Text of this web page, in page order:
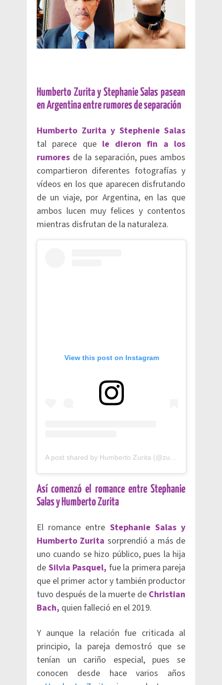
Humberto Zurita y Stephanie Salas pasean
en Argentina entre rumores de separación
Humberto Zurita y Stephenie Salas
tal parece que le dieron fin a los
rumores de la separación, pues ambos
compartieron diferentes fotografías y
vídeos en los que aparecen disfrutando
de un viaje, por Argentina, en las que
ambos lucen muy felices y contentos
mientras disfrutan de la naturaleza.
View this post on Instagram
Así comenzó el romance entre Stephanie
Salas y Humberto Zurita
El romance entre Stephanie Salas y
Humberto Zurita sorprendió a más de
uno cuando se hizo público, pues la hija
de Silvia Pasquel, fue la primera pareja
que el primer actor y también productor
tuvo después de la muerte de Christian
Bach, quien falleció en el 2019.
Y aunque la relación fue criticada al
principio, la pareja demostró que se
tenían un cariño especial, pues se
conocen desde hace varios años